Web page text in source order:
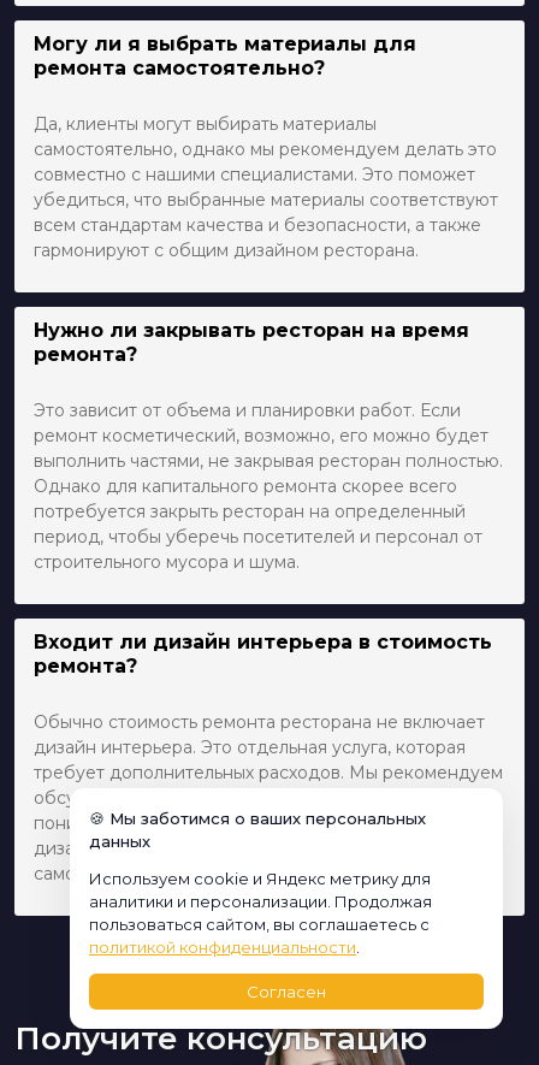
Могу ли я выбрать материалы для
ремонта самостоятельно?
Да, клиенты могут выбирать материалы
самостоятельно, однако мы рекомендуем делать это
совместно с нашими специалистами. Это поможет
убедиться, что выбранные материалы соответствуют
всем стандартам качества и безопасности, а также
гармонируют с общим дизайном ресторана.
Нужно ли закрывать ресторан на время
ремонта?
Это зависит от объема и планировки работ. Если
ремонт косметический, возможно, его можно будет
выполнить частями, не закрывая ресторан полностью.
Однако для капитального ремонта скорее всего
потребуется закрыть ресторан на определенный
период, чтобы уберечь посетителей и персонал от
строительного мусора и шума.
Входит ли дизайн интерьера в стоимость
ремонта?
Обычно стоимость ремонта ресторана не включает
дизайн интерьера. Это отдельная услуга, которая
требует дополнительных расходов. Мы рекомендуем
обсудить это с подрядчиком заранее, чтобы точно
понимать, нужно ли вам нанимать дополнительного
дизайнера или компания предоставляет такие услуги
самостоятельно.
Получите консультацию
🍪 Мы заботимся о ваших персональных
данных
Используем cookie и Яндекс метрику для
аналитики и персонализации. Продолжая
пользоваться сайтом, вы соглашаетесь с
политикой конфиденциальности
Согласен